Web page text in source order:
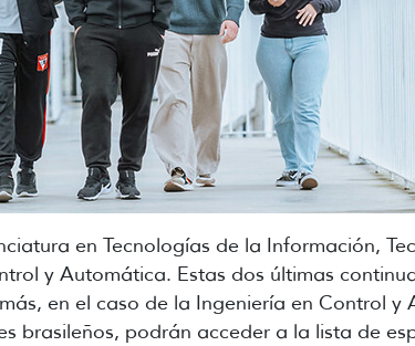
en Tecnologías de la Información,
y Automática. Estas dos últimas
en el caso de la Ingeniería en Control y
brasileños, podrán acceder a la lista de